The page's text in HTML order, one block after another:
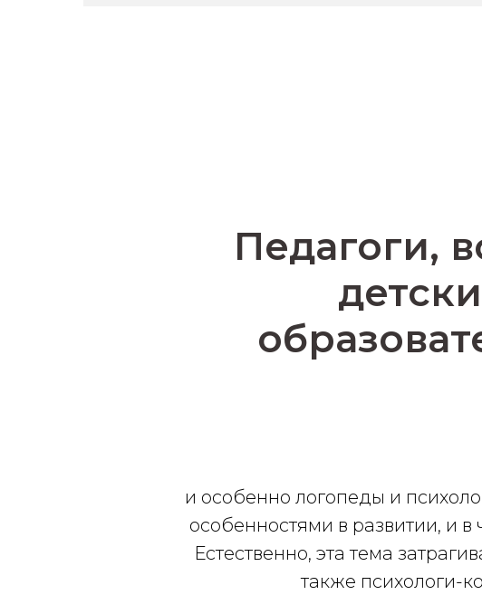
Педагоги,
и особенно логопеды и
особенностями в развитии, и в
Естественно, эта тема
также психологи-